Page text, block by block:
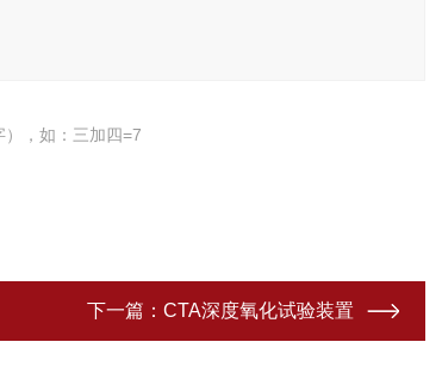
，如：三加四=7
下一篇： CTA深度氧化试验装置